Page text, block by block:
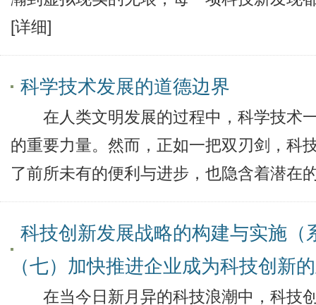
[详细]
科学技术发展的道德边界
在人类文明发展的过程中，科学技术
的重要力量。然而，正如一把双刃剑，科
了前所未有的便利与进步，也隐含着潜在
科技创新发展战略的构建与实施（
（七）加快推进企业成为科技创新
在当今日新月异的科技浪潮中，科技